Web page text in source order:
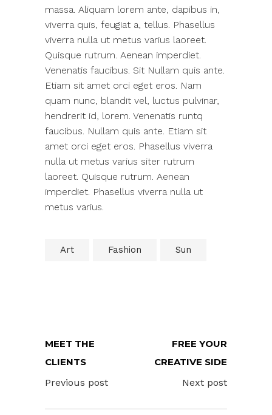
massa. Aliquam lorem ante, dapibus in,
viverra quis, feugiat a, tellus. Phasellus
viverra nulla ut metus varius laoreet.
Quisque rutrum. Aenean imperdiet.
Venenatis faucibus. Sit Nullam quis ante.
Etiam sit amet orci eget eros. Nam
quam nunc, blandit vel, luctus pulvinar,
hendrerit id, lorem. Venenatis runtq
faucibus. Nullam quis ante. Etiam sit
amet orci eget eros. Phasellus viverra
nulla ut metus varius siter rutrum
laoreet. Quisque rutrum. Aenean
imperdiet. Phasellus viverra nulla ut
metus varius.
Art Fashion Sun
MEET THE
CLIENTS
Previous post
FREE YOUR
CREATIVE SIDE
Next post